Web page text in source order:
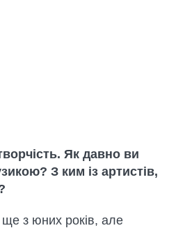
Як давно ви
З ким із артистів,
з юних років, але